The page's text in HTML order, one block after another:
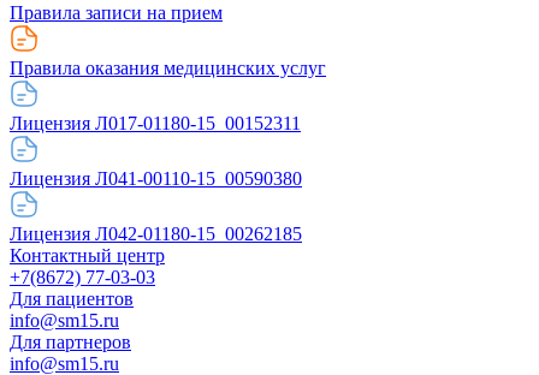
Правила записи на прием
Правила оказания медицинских услуг
Лицензия Л017-01180-15_00152311
Лицензия Л041-00110-15_00590380
Лицензия Л042-01180-15_00262185
Контактный центр
+7(8672) 77-03-03
Для пациентов
info@sm15.ru
Для партнеров
info@sm15.ru